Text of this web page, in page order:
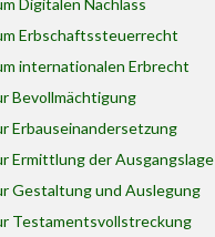
Erbschaftssteuerrecht
internationalen Erbrecht
Bevollmächtigung
Erbauseinandersetzung
Ermittlung der Ausgangslage
Gestaltung und Auslegung
Testamentsvollstreckung